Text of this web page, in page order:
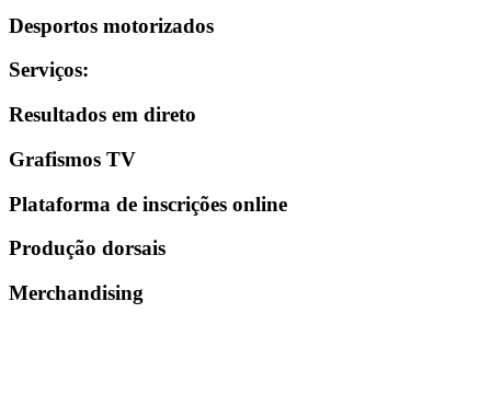
Desportos motorizados
Serviços:
Resultados em direto
Grafismos TV
Plataforma de inscrições online
Produção dorsais
Merchandising